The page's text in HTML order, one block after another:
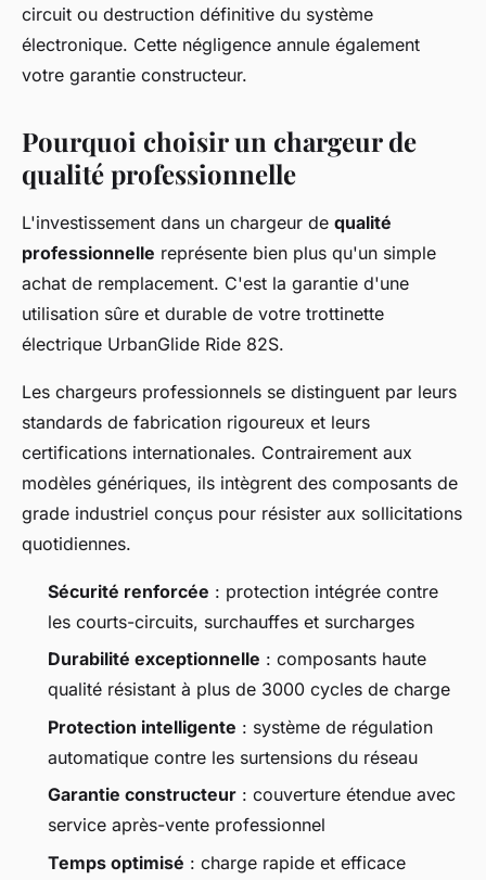
circuit ou destruction définitive du système
électronique. Cette négligence annule également
votre garantie constructeur.
Pourquoi choisir un chargeur de
qualité professionnelle
L'investissement dans un chargeur de qualité
professionnelle représente bien plus qu'un simple
achat de remplacement. C'est la garantie d'une
utilisation sûre et durable de votre trottinette
électrique UrbanGlide Ride 82S.
Les chargeurs professionnels se distinguent par leurs
standards de fabrication rigoureux et leurs
certifications internationales. Contrairement aux
modèles génériques, ils intègrent des composants de
grade industriel conçus pour résister aux sollicitations
quotidiennes.
Sécurité renforcée : protection intégrée contre
les courts-circuits, surchauffes et surcharges
Durabilité exceptionnelle : composants haute
qualité résistant à plus de 3000 cycles de charge
Protection intelligente : système de régulation
automatique contre les surtensions du réseau
Garantie constructeur : couverture étendue avec
service après-vente professionnel
Temps optimisé : charge rapide et efficace